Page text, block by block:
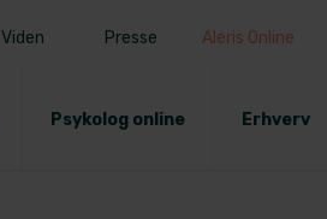
Viden Presse Aleris Online
Psykolog online Erhverv